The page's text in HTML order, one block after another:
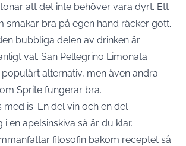
att det inte behöver vara dyrt. Ett
smakar bra på egen hand räcker gott.
bubbliga delen av drinken är
val. San Pellegrino Limonata
alternativ, men även andra
Sprite fungerar bra.
med is. En del vin och en del
i en apelsinskiva så är du klar.
filosofin bakom receptet så